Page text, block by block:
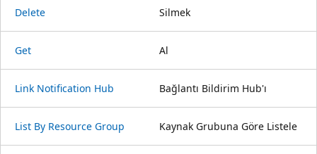
Delete Silmek
Get Al
Link Notification Hub Bağlantı Bildirim Hub'ı
List By Resource Group Kaynak Grubuna Göre Listele